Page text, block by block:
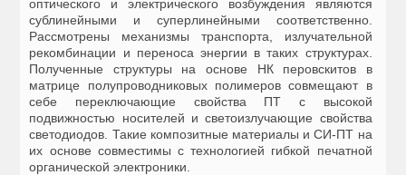
оптического и электрического возбуждения являются
сублинейными и суперлинейными соответственно.
Рассмотрены механизмы транспорта, излучательной
рекомбинации и переноса энергии в таких структурах.
Полученные структуры на основе НК перовскитов в
матрице полупроводниковых полимеров совмещают в
себе переключающие свойства ПТ с высокой
подвижностью носителей и светоизлучающие свойства
светодиодов. Такие композитные материалы и СИ-ПТ на
их основе совместимы с технологией гибкой печатной
органической электроники.